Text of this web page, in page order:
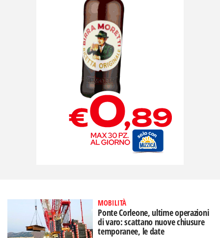
MOBILITÀ
Ponte Corleone, ultime operazioni
di varo: scattano nuove chiusure
temporanee, le date